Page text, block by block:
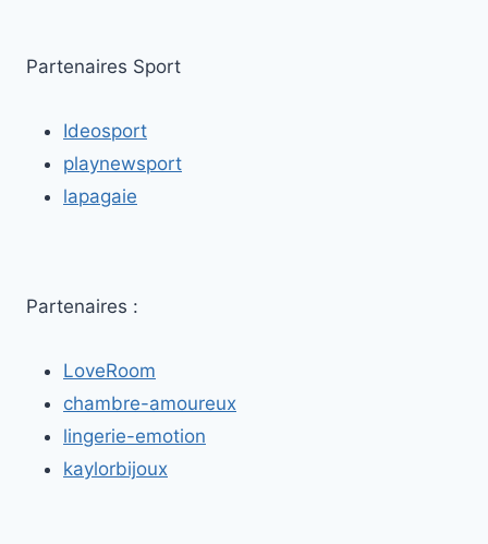
TROYES:
ENTRE
ET
Partenaires Sport
Ideosport
playnewsport
lapagaie
Partenaires :
LoveRoom
chambre-amoureux
lingerie-emotion
kaylorbijoux